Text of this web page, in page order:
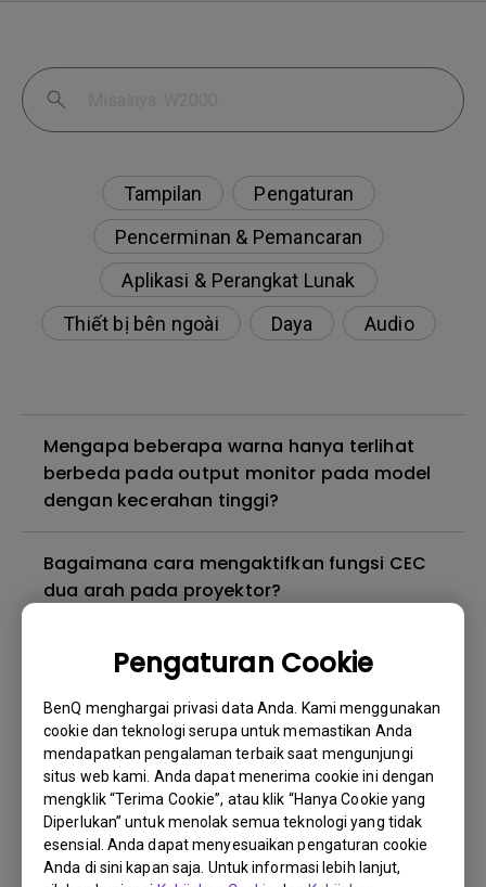
Pengaturan Cookie
BenQ menghargai privasi data Anda. Kami menggunakan
cookie dan teknologi serupa untuk memastikan Anda
mendapatkan pengalaman terbaik saat mengunjungi
situs web kami. Anda dapat menerima cookie ini dengan
mengklik “Terima Cookie”, atau klik “Hanya Cookie yang
Diperlukan” untuk menolak semua teknologi yang tidak
esensial. Anda dapat menyesuaikan pengaturan cookie
Anda di sini kapan saja. Untuk informasi lebih lanjut,
Tampilan
Pengaturan
Pencerminan & Pemancaran
Aplikasi & Perangkat Lunak
Thiết bị bên ngoài
Daya Audio
Mengapa beberapa warna hanya terlihat
berbeda pada output monitor pada model
dengan kecerahan tinggi?
Bagaimana cara mengaktifkan fungsi CEC
dua arah pada proyektor?
3D is not working or getting lost sync on my
projector. How can I fix it?
Proyektor saya dihidupkan tanpa gambar
meskipun sudah tersambung ke pemutar.
Bagaimana cara memperbaikinya?
Versi kabel HDMI apa yang kompatibel